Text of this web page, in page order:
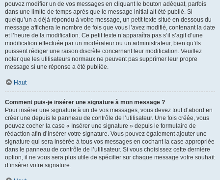
pouvez modifier un de vos messages en cliquant le bouton adéquat, parfois
dans une limite de temps après que le message initial ait été publié. Si
quelqu’un a déjà répondu à votre message, un petit texte situé en dessous du
message affichera le nombre de fois que vous l’avez modifié, contenant la date
et l’heure de la modification. Ce petit texte n’apparaîtra pas s’il s’agit d’une
modification effectuée par un modérateur ou un administrateur, bien qu’ils
puissent rédiger une raison discrète concernant leur modification. Veuillez
noter que les utilisateurs normaux ne peuvent pas supprimer leur propre
message si une réponse a été publiée.
Haut
Comment puis-je insérer une signature à mon message ?
Pour insérer une signature à un de vos messages, vous devez tout d’abord en
créer une depuis le panneau de contrôle de l’utilisateur. Une fois créée, vous
pouvez cocher la case « Insérer une signature » depuis le formulaire de
rédaction afin d’insérer votre signature. Vous pouvez également ajouter une
signature qui sera insérée à tous vos messages en cochant la case appropriée
dans le panneau de contrôle de l’utilisateur. Si vous choisissez cette dernière
option, il ne vous sera plus utile de spécifier sur chaque message votre souhait
d’insérer votre signature.